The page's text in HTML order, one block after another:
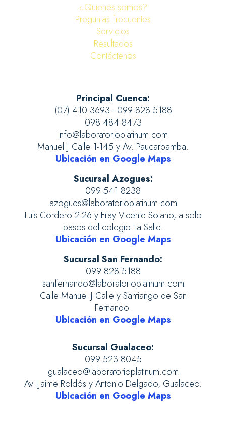
¿Quienes somos?
Preguntas frecuentes
Servicios
Resultados
Contáctenos
Principal Cuenca:
(07) 410 3693 - 099 828 5188
098 484 8473
info@laboratorioplatinum.com
Manuel J Calle 1-145 y Av. Paucarbamba.
Ubicación en Google Maps
Sucursal Azogues:
099 541 8238
azogues@laboratorioplatinum.com
Luis Cordero 2-26 y Fray Vicente Solano, a solo
pasos del colegio La Salle.
Ubicación en Google Maps
Sucursal San Fernando:
099 828 5188
sanfernando@laboratorioplatinum.com
Calle Manuel J Calle y Santiango de San
Fernando.
Ubicación en Google Maps
Sucursal Gualaceo:
099 523 8045
gualaceo@laboratorioplatinum.com
Av. Jaime Roldós y Antonio Delgado, Gualaceo.
Ubicación en Google Maps